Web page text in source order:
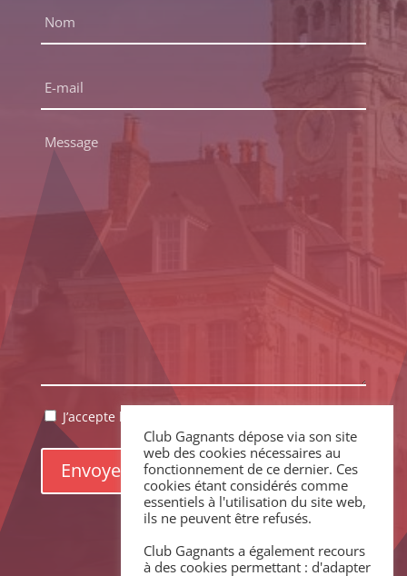
mail
Message
RGPDJ’accepte la politique de confidentialité.
Club Gagnants dépose via son site
web des cookies nécessaires au
fonctionnement de ce dernier. Ces
cookies étant considérés comme
essentiels à l'utilisation du site web,
ils ne peuvent être refusés.
Club Gagnants a également recours
à des cookies permettant : d'adapter